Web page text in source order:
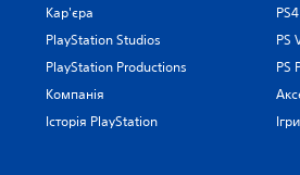
Кар'єра
PlayStation Studios
PlayStation Productions
Компанія
Історія PlayStation
PS4
PS
PS
Ігри